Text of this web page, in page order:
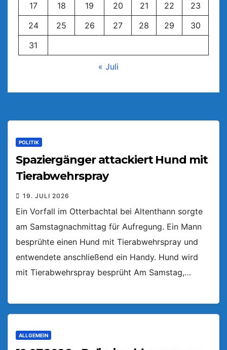
17
18 19 20 21 22
23
24
25 26 27 28 29
30
31
« Juli
POLITIK
Spaziergänger attackiert Hund mit
Tierabwehrspray
19. JULI 2026
Ein Vorfall im Otterbachtal bei Altenthann sorgte
am Samstagnachmittag für Aufregung. Ein Mann
besprühte einen Hund mit Tierabwehrspray und
entwendete anschließend ein Handy. Hund wird
mit Tierabwehrspray besprüht Am Samstag,…
ALLGEMEIN